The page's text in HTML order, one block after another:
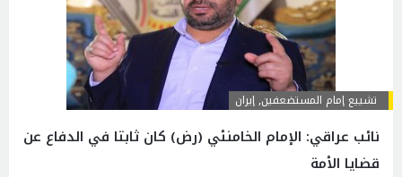
تشييع إمام المستضعفين,إيران
نائب عراقي: الإمام الخامنئي (رض) كان ثابتا في الدفاع عن
قضايا الأمة